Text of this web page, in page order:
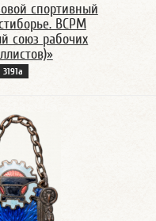
спортивный
ВСРМ
союз рабочих
3191а